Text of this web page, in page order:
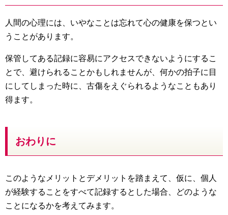
人間の心理には、いやなことは忘れて心の健康を保つとい
うことがあります。
保管してある記録に容易にアクセスできないようにするこ
とで、避けられることかもしれませんが、何かの拍子に目
にしてしまった時に、古傷をえぐられるようなこともあり
得ます。
おわりに
このようなメリットとデメリットを踏まえて、仮に、個人
が経験することをすべて記録するとした場合、どのような
ことになるかを考えてみます。